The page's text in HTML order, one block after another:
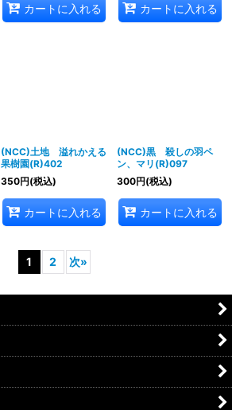
カートに入れる カートに入れる
(NCC)土地 溢れかえる
果樹園(R)402
350円(税込)
カートに入れる
(NCC)黒 殺しの羽ペ
ン、マリ(R)097
300円(税込)
カートに入れる
1 2 次»